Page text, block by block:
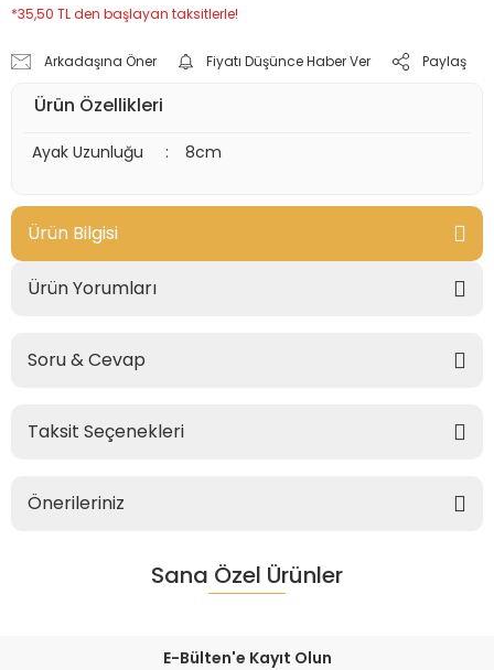
*35,50 TL den başlayan taksitlerle!
Arkadaşına Öner Fiyatı Düşünce Haber Ver Paylaş
Ürün Özellikleri
Ayak Uzunluğu : 8cm
Ürün Bilgisi
Ürün Yorumları
Soru & Cevap
Taksit Seçenekleri
Önerileriniz
Sana Özel Ürünler
E-Bülten'e Kayıt Olun